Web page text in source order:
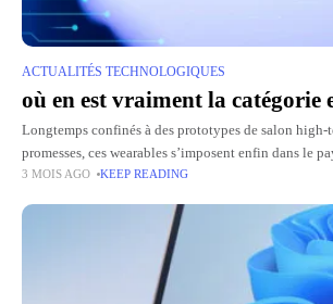
ACTUALITÉS TECHNOLOGIQUES
où en est vraiment la catégorie
Longtemps confinés à des prototypes de salon high-
promesses, ces wearables s’imposent enfin dans le
portés par les progrès des assistants vocaux, de
3 MOIS AGO KEEP READING